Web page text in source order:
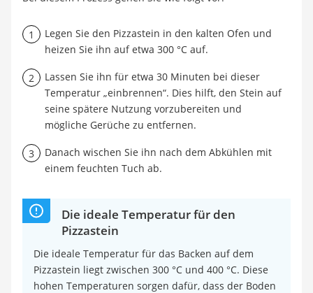
Legen Sie den Pizzastein in den kalten Ofen und
heizen Sie ihn auf etwa 300 °C auf.
Lassen Sie ihn für etwa 30 Minuten bei dieser
Temperatur „einbrennen“. Dies hilft, den Stein auf
seine spätere Nutzung vorzubereiten und
mögliche Gerüche zu entfernen.
Danach wischen Sie ihn nach dem Abkühlen mit
einem feuchten Tuch ab.
Die ideale Temperatur für den
Pizzastein
Die ideale Temperatur für das Backen auf dem
Pizzastein liegt zwischen 300 °C und 400 °C. Diese
hohen Temperaturen sorgen dafür, dass der Boden